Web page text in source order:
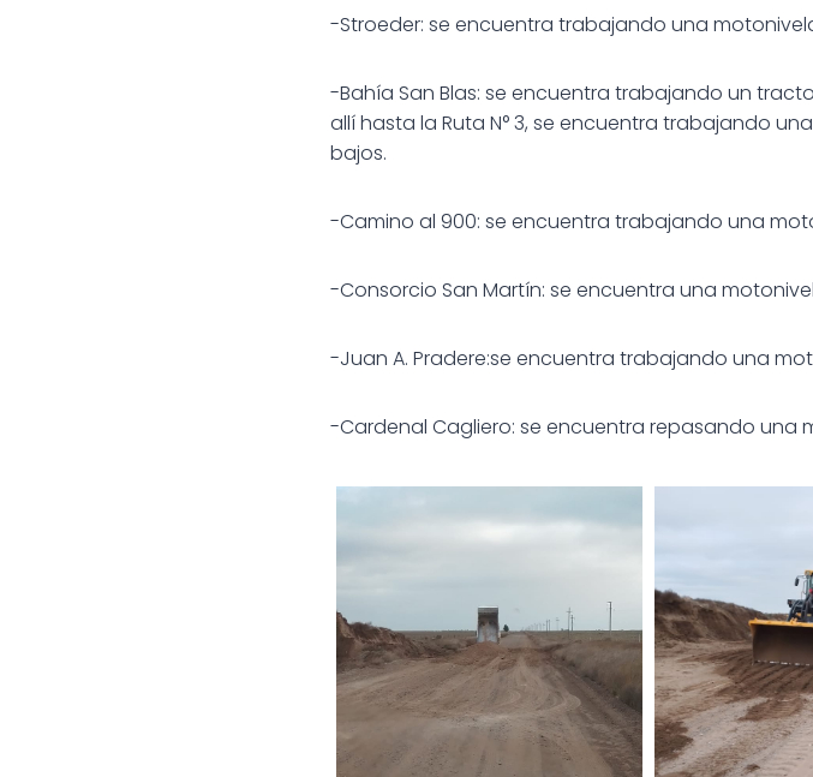
-Stroeder: se encuentra trabajando una
-Bahía San Blas: se encuentra trabajando un
allí hasta la Ruta N° 3, se encuentra trabajando
bajos.
-Camino al 900: se encuentra trabajando una
-Consorcio San Martín: se encuentra una
-Juan A. Pradere:se encuentra trabajando una
-Cardenal Cagliero: se encuentra repasando una